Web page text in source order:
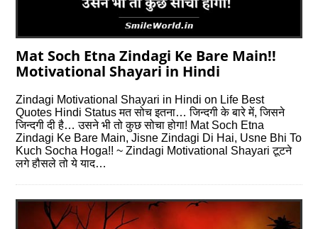
Mat Soch Etna Zindagi Ke Bare Main!!
Motivational Shayari in Hindi
Zindagi Motivational Shayari in Hindi on Life Best
Quotes Hindi Status मत सोच इतना… जिन्दगी के बारे में, जिसने
जिन्दगी दी है… उसने भी तो कुछ सोचा होगा! Mat Soch Etna
Zindagi Ke Bare Main, Jisne Zindagi Di Hai, Usne Bhi To
Kuch Socha Hoga!! ~ Zindagi Motivational Shayari टूटने
लगे हौसले तो ये याद…